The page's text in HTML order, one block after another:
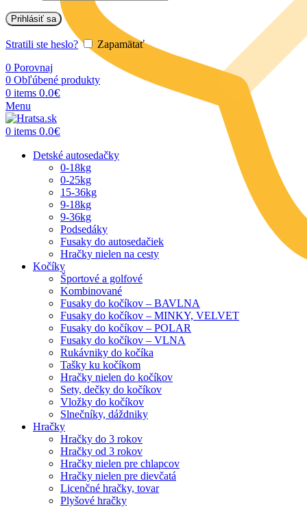
Prihlásiť sa
Stratili ste heslo?
Zapamätať
0 Porovnaj
0 Obľúbené produkty
0 items 0.0€
Menu
0 items 0.0€
Detské autosedačky
0-18kg
0-25kg
15-36kg
9-18kg
9-36kg
Podsedáky
Fusaky do autosedačiek
Hračky nielen na cesty
Kočíky
Športové a golfové
Kombinované
Fusaky do kočíkov – BAVLNA
Fusaky do kočíkov – MINKY, VELVET
Fusaky do kočíkov – POLAR
Fusaky do kočíkov – VLNA
Rukávniky do kočíka
Tašky ku kočíkom
Hračky nielen do kočíkov
Sety, dečky do kočíkov
Vložky do kočíkov
Slnečníky, dáždniky
Hračky
Hračky do 3 rokov
Hračky od 3 rokov
Hračky nielen pre chlapcov
Hračky nielen pre dievčatá
Licenčné hračky, tovar
Plyšové hračky